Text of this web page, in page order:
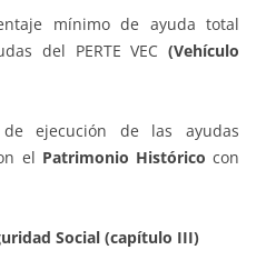
mínimo de ayuda total
del PERTE VEC (Vehículo
ejecución de las ayudas
el Patrimonio Histórico con
Social (capítulo III)